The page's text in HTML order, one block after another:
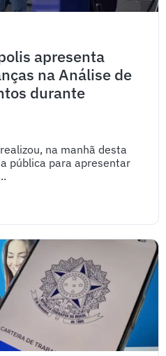
apresenta
na Análise de
durante
na manhã desta
pública para apresentar